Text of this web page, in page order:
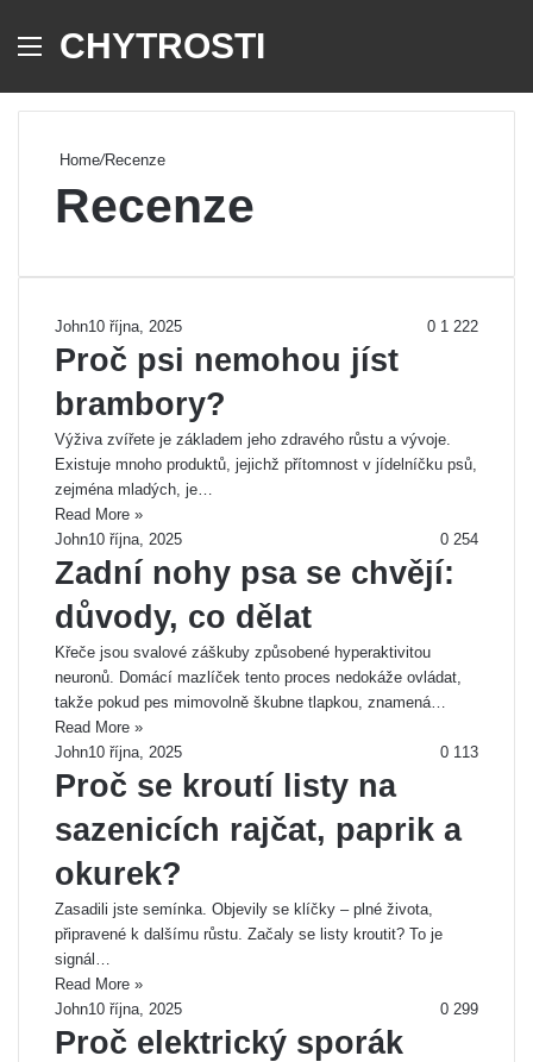
Menu
CHYTROSTI
Home/Recenze
Recenze
John10 října, 2025 0 1 222
Proč psi nemohou jíst
brambory?
Výživa zvířete je základem jeho zdravého růstu a vývoje.
Existuje mnoho produktů, jejichž přítomnost v jídelníčku psů,
zejména mladých, je…
Read More »
John10 října, 2025 0 254
Zadní nohy psa se chvějí:
důvody, co dělat
Křeče jsou svalové záškuby způsobené hyperaktivitou
neuronů. Domácí mazlíček tento proces nedokáže ovládat,
takže pokud pes mimovolně škubne tlapkou, znamená…
Read More »
John10 října, 2025 0 113
Proč se kroutí listy na
sazenicích rajčat, paprik a
okurek?
Zasadili jste semínka. Objevily se klíčky – plné života,
připravené k dalšímu růstu. Začaly se listy kroutit? To je
signál…
Read More »
John10 října, 2025 0 299
Proč elektrický sporák